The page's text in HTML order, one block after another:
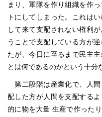
まり、軍隊を作り組織を作
トにしてしまった。これは
して来て支配されない権利
うことで支配している方が
たが、今日に至るまで民主
とは何であるのかという十分
第二段階は産業化で、人間
配した方が人間を支配する
的に物を大量 生産で作った